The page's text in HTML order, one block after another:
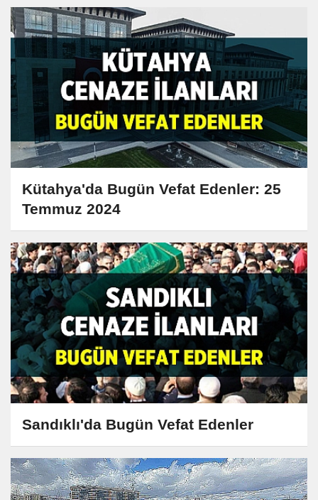
Kütahya'da Bugün Vefat Edenler: 25
Temmuz 2024
Sandıklı'da Bugün Vefat Edenler